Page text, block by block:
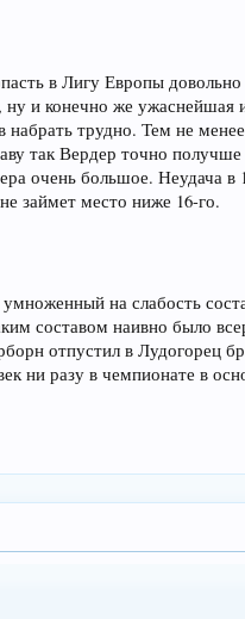
в Лигу Европы
и конечно же ужаснейшая
трудно. Тем не
так Вердер точно
очень большое. Неудача в
займет место ниже 16-го.
на слабость
составом наивно было
отпустил в Лудогорец
ни разу в чемпионате в